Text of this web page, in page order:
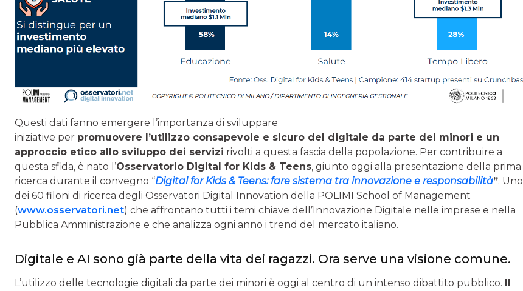
Questi dati fanno emergere l’importanza di sviluppare
iniziative per promuovere l’utilizzo consapevole e sicuro del digitale da parte dei minori e un
approccio etico allo sviluppo dei servizi rivolti a questa fascia della popolazione. Per contribuire a
questa sfida, è nato l’Osservatorio Digital for Kids & Teens, giunto oggi alla presentazione della prima
ricerca durante il convegno “Digital for Kids & Teens: fare sistema tra innovazione e responsabilità”. Uno
dei 60 filoni di ricerca degli Osservatori Digital Innovation della POLIMI School of Management
(www.osservatori.net) che affrontano tutti i temi chiave dell’Innovazione Digitale nelle imprese e nella
Pubblica Amministrazione e che analizza ogni anno i trend del mercato italiano.
Digitale e AI sono già parte della vita dei ragazzi. Ora serve una visione comune.
L’utilizzo delle tecnologie digitali da parte dei minori è oggi al centro di un intenso dibattito pubblico. Il